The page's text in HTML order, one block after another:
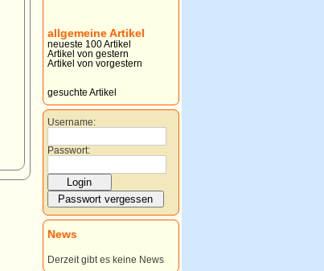
allgemeine Artikel
neueste 100 Artikel
Artikel von gestern
Artikel von vorgestern
gesuchte Artikel
Username:
Passwort:
News
Derzeit gibt es keine News